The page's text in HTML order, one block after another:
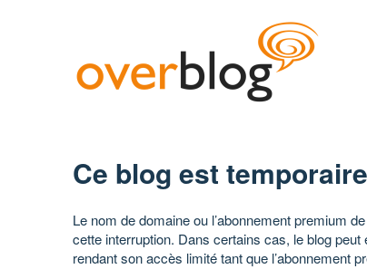
Ce blog est
Le nom de domaine ou l’abonnement premium
cette interruption. Dans certains cas, le blog
rendant son accès limité tant que l’abonnement